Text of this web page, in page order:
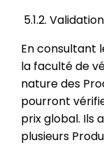
5.1.2.
En consultant
la faculté de
nature des
pourront
prix global. Ils
plusieurs